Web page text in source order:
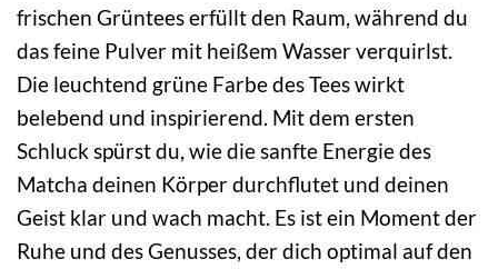
frischen Grüntees erfüllt den Raum, während du
das feine Pulver mit heißem Wasser verquirlst.
Die leuchtend grüne Farbe des Tees wirkt
belebend und inspirierend. Mit dem ersten
Schluck spürst du, wie die sanfte Energie des
Matcha deinen Körper durchflutet und deinen
Geist klar und wach macht. Es ist ein Moment der
Ruhe und des Genusses, der dich optimal auf den